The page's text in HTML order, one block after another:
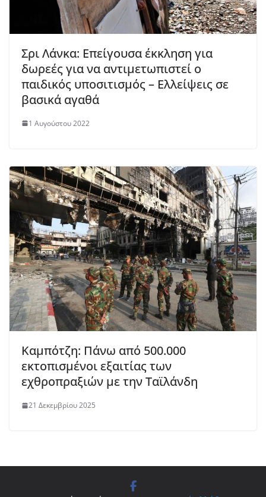
Σρι Λάνκα: Επείγουσα έκκληση για
δωρεές για να αντιμετωπιστεί ο
παιδικός υποσιτισμός – Eλλείψεις σε
βασικά αγαθά
1 Αυγούστου 2022
Καμπότζη: Πάνω από 500.000
εκτοπισμένοι εξαιτίας των
εχθροπραξιών με την Ταϊλάνδη
21 Δεκεμβρίου 2025